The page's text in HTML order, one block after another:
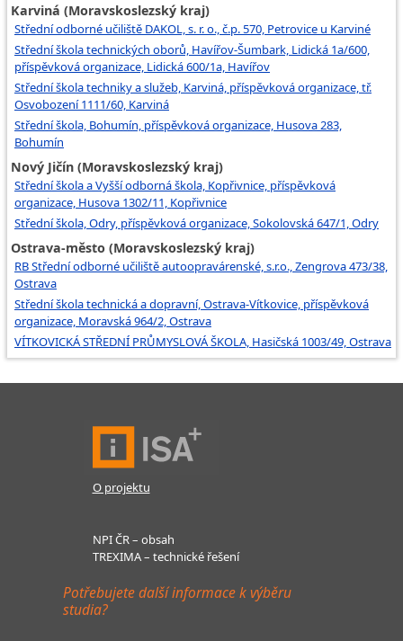
Karviná (Moravskoslezský kraj)
Střední odborné učiliště DAKOL, s. r. o., č.p. 570, Petrovice u Karviné
Střední škola technických oborů, Havířov-Šumbark, Lidická 1a/600,
příspěvková organizace, Lidická 600/1a, Havířov
Střední škola techniky a služeb, Karviná, příspěvková organizace, tř.
Osvobození 1111/60, Karviná
Střední škola, Bohumín, příspěvková organizace, Husova 283,
Bohumín
Nový Jičín (Moravskoslezský kraj)
Střední škola a Vyšší odborná škola, Kopřivnice, příspěvková
organizace, Husova 1302/11, Kopřivnice
Střední škola, Odry, příspěvková organizace, Sokolovská 647/1, Odry
Ostrava-město (Moravskoslezský kraj)
RB Střední odborné učiliště autoopravárenské, s.r.o., Zengrova 473/38,
Ostrava
Střední škola technická a dopravní, Ostrava-Vítkovice, příspěvková
organizace, Moravská 964/2, Ostrava
VÍTKOVICKÁ STŘEDNÍ PRŮMYSLOVÁ ŠKOLA, Hasičská 1003/49, Ostrava
O projektu
NPI ČR – obsah
TREXIMA – technické řešení
Potřebujete další informace k výběru
studia?